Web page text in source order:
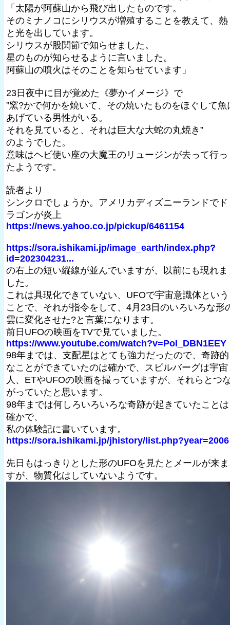
「太陽が阿蘇山から飛び出したものです。
そのミナノコにシリウスが増殖することを教えて、熱
と光を出しています。
シリウスが股関節で知らせました。
星のものが知らせるように言いました。
阿蘇山の噴火はそのことを知らせています」
23日夜中に目が覚めた《夢かイメージ》で
”窯?かで何かを焼いて、その焼いたものをほぐして魚
あげている男性がいる。
それを見ていると、それは巨大な大蛇の丸焼き”
のようでした。
意味はヘビ使い座の大魔王のリュージンが去って行っ
たようです。
読者より
シンクロでしょうか。アメリカディズニーランドでド
ラゴンが炎上
https://news.yahoo.co.jp/pickup/6461154
https://sora.ishikami.jp/image_earth/index.php?
id=202304231...
の右上の短い縦線が並んでいますが、以前にも現れま
した。
これは具現化できていない、UFOで宇宙意識体という
ことで、それが指令をして、4月23日のいろいろな形
雲に変化させた?と言葉になります。
前日UFOの映画をTVで見ていました。
https://www.youtube.com/watch?v=PoI_DBN1EEY
98年までは、支配星はとても強力だったので、奇跡的
なことができていたのは確かで、スピルバーグは宇宙
人、ETやUFOの映画を撮っていますが、それらとつ
がっていたと思います。
98年までは何しろいろいろな奇跡が起きていたことは
確かで、
私の体験記に書いています。
https://sora.ishikami.jp/jhistory/list.php?year=2006
先日もはっきりとした形のUFOを見たとメールが来ま
すが、物質化はしていないようです。